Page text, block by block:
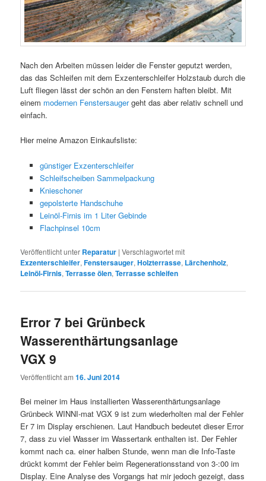
Nach den Arbeiten müssen leider die Fenster geputzt werden,
das das Schleifen mit dem Exzenterschleifer Holzstaub durch die
Luft fliegen lässt der schön an den Fenstern haften bleibt. Mit
einem modernen Fenstersaugergeht das aber relativ schnell und
einfach.
Hier meine Amazon Einkaufsliste:
günstiger Exzenterschleifer
Schleifscheiben Sammelpackung
Knieschoner
gepolsterte Handschuhe
Leinöl-Firnis im 1 Liter Gebinde
Flachpinsel 10cm
Veröffentlicht unter Reparatur |Verschlagwortet mit
Exzenterschleifer,Fenstersauger,Holzterrasse, Lärchenholz,
Leinöl-Firnis,Terrasse ölen,Terrasse schleifen
Error 7 bei Grünbeck
Wasserenthärtungsanlage
VGX 9
Veröffentlicht am16. Juni 2014
Bei meiner im Haus installierten Wasserenthärtungsanlage
Grünbeck WINNI-mat VGX 9 ist zum wiederholten mal der Fehler
Er 7 im Display erschienen. Laut Handbuch bedeutet dieser Error
7, dass zu viel Wasser im Wassertank enthalten ist. Der Fehler
kommt nach ca. einer halben Stunde, wenn man die Info-Taste
drückt kommt der Fehler beim Regenerationsstand von 3-:00 im
Display. Eine Analyse des Vorgangs hat mir jedoch gezeigt, dass